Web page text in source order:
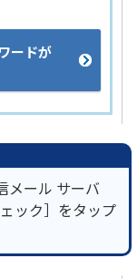
ードが
メール サーバ
ック］をタップ